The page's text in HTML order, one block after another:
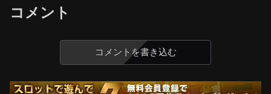
コメント
コメントを書き込む